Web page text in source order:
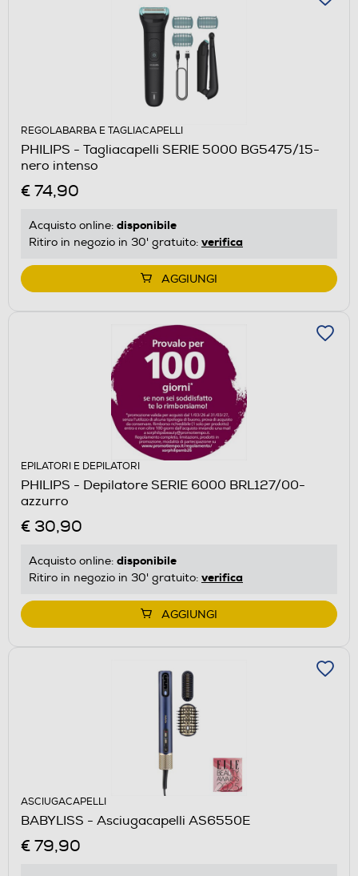
REGOLABARBA E TAGLIACAPELLI
PHILIPS - Tagliacapelli SERIE 5000 BG5475/15-
nero intenso
€ 74,90
Acquisto online: disponibile
Ritiro in negozio in 30' gratuito: verifica
AGGIUNGI
EPILATORI E DEPILATORI
PHILIPS - Depilatore SERIE 6000 BRL127/00-
azzurro
€ 30,90
Acquisto online: disponibile
Ritiro in negozio in 30' gratuito: verifica
AGGIUNGI
ASCIUGACAPELLI
BABYLISS - Asciugacapelli AS6550E
€ 79,90